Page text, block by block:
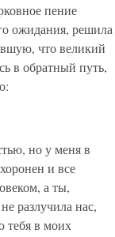
пение
ожидания, решила
что великий
в обратный путь,
но у меня в
и все
а ты,
разлучила нас,
тебя в моих